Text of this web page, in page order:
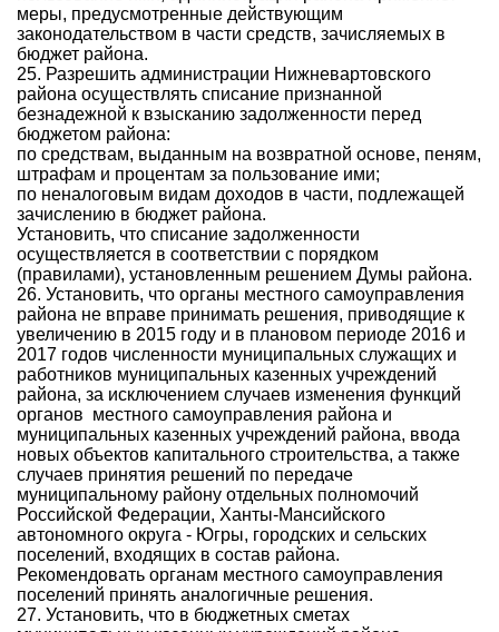
меры, предусмотренные действующим
законодательством в части средств, зачисляемых в
бюджет района.
25. Разрешить администрации Нижневартовского
района осуществлять списание признанной
безнадежной к взысканию задолженности перед
бюджетом района:
по средствам, выданным на возвратной основе, пеням,
штрафам и процентам за пользование ими;
по неналоговым видам доходов в части, подлежащей
зачислению в бюджет района.
Установить, что списание задолженности
осуществляется в соответствии с порядком
(правилами), установленным решением Думы района.
26. Установить, что органы местного самоуправления
района не вправе принимать решения, приводящие к
увеличению в 2015 году и в плановом периоде 2016 и
2017 годов численности муниципальных служащих и
работников муниципальных казенных учреждений
района, за исключением случаев изменения функций
органов местного самоуправления района и
муниципальных казенных учреждений района, ввода
новых объектов капитального строительства, а также
случаев принятия решений по передаче
муниципальному району отдельных полномочий
Российской Федерации, Ханты-Мансийского
автономного округа - Югры, городских и сельских
поселений, входящих в состав района.
Рекомендовать органам местного самоуправления
поселений принять аналогичные решения.
27. Установить, что в бюджетных сметах